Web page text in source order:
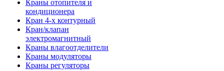
Краны отопителя и
кондиционера
Кран 4-х контурный
Кран/клапан
электромагнитный
Краны влагоотделители
Краны модуляторы
Краны регуляторы